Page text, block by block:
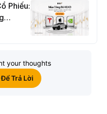
Phiếu:
your thoughts
Trả Lời